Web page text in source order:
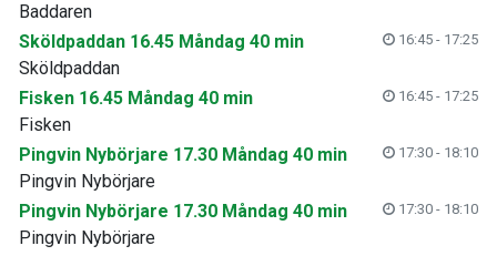
Baddaren
Sköldpaddan 16.45 Måndag 40 min
16:45 - 17:25
Sköldpaddan
Fisken 16.45 Måndag 40 min
16:45 - 17:25
Fisken
Pingvin Nybörjare 17.30 Måndag 40 min
17:30 - 18:10
Pingvin Nybörjare
Pingvin Nybörjare 17.30 Måndag 40 min
17:30 - 18:10
Pingvin Nybörjare